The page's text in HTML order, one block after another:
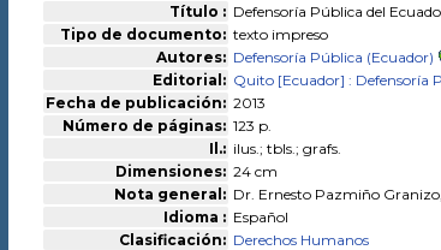
Título : Defensoría Pública del
Tipo de documento: texto impreso
Autores: Defensoría Pública (Ecuador)
Editorial: Quito [Ecuador] : Defensoría
Fecha de publicación: 2013
Número de páginas: 123 p.
Il.: ilus.; tbls.; grafs.
Dimensiones: 24 cm
Nota general: Dr. Ernesto Pazmiño
Idioma : Español
Clasificación: Derechos Humanos